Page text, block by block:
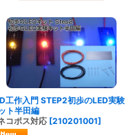
工作入門 STEP2初歩のLED実験
ト半田編
コポス対応 [210201001]